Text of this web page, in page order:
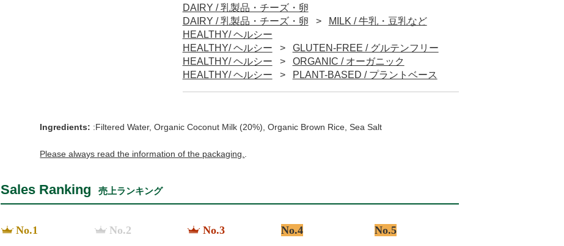
DAIRY / 乳製品・チーズ・卵
DAIRY / 乳製品・チーズ・卵
MILK / 牛乳・豆乳など
HEALTHY/ ヘルシー
HEALTHY/ ヘルシー
GLUTEN-FREE / グルテンフリー
HEALTHY/ ヘルシー
ORGANIC / オーガニック
HEALTHY/ ヘルシー
PLANT-BASED / プラントベース
Ingredients: :Filtered Water, Organic Coconut Milk (20%), Organic Brown Rice, Sea Salt
Please always read the information of the packaging.
Sales Ranking 売上ランキング
No.1 No.2 No.3 No.4 No.5